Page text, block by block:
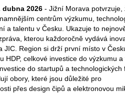
dubna 2026 - Jižní Morava potvrzuje,
centrům výzkumu,
a talentu v Česku. Ukazuje to
kterou každoročně vydává
JIC. Region si drží první místo v
HDP, celkové investice do výzkumu a
do startupů a technologických
obory, které jsou důležité pro
přes design čipů a elektronovou